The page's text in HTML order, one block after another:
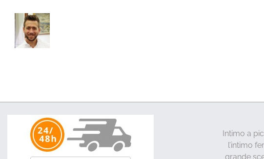
Intimo a
l’intimo
grande